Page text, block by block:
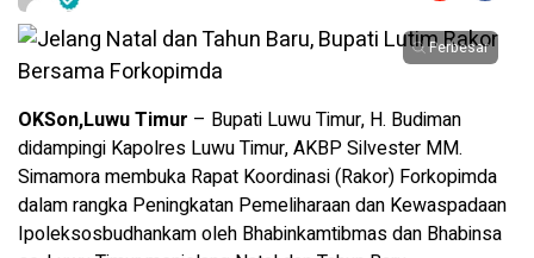
Perbesar
OKSon,Luwu Timur – Bupati Luwu Timur, H. Budiman
didampingi Kapolres Luwu Timur, AKBP Silvester MM.
Simamora membuka Rapat Koordinasi (Rakor) Forkopimda
dalam rangka Peningkatan Pemeliharaan dan Kewaspadaan
Ipoleksosbudhankam oleh Bhabinkamtibmas dan Bhabinsa